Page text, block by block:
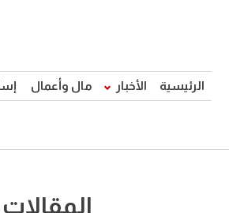
الرئيسية الأخبار مال وأعمال